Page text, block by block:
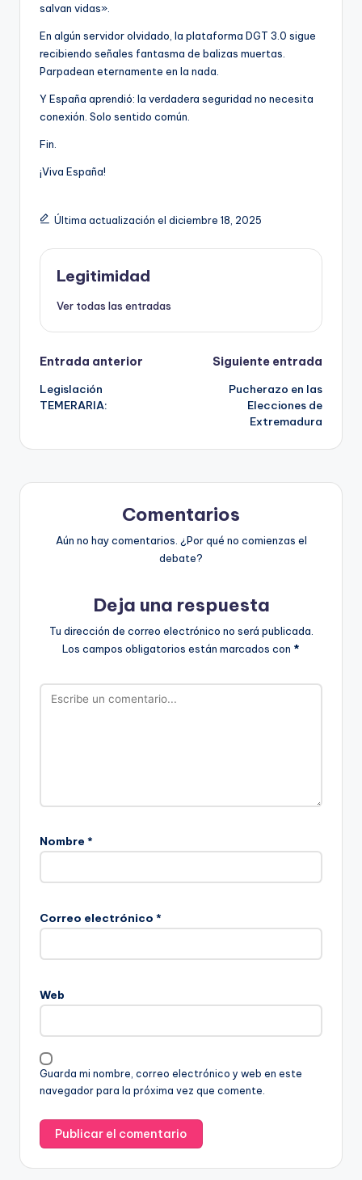
salvan vidas».
En algún servidor olvidado, la plataforma DGT 3.0 sigue
recibiendo señales fantasma de balizas muertas.
Parpadean eternamente en la nada.
Y España aprendió: la verdadera seguridad no necesita
conexión. Solo sentido común.
Fin.
¡Viva España!
Última actualización el diciembre 18, 2025
Legitimidad
Ver todas las entradas
Navegación
de
Entrada anterior
Legislación
TEMERARIA:
Siguiente entrada
Pucherazo en las
Elecciones de
Extremadura
Comentarios
Aún no hay comentarios. ¿Por qué no comienzas el
debate?
Deja una respuesta
Tu dirección de correo electrónico no será publicada.
Los campos obligatorios están marcados con *
Nombre *
Correo electrónico *
Web
Guarda mi nombre, correo electrónico y web en este
navegador para la próxima vez que comente.